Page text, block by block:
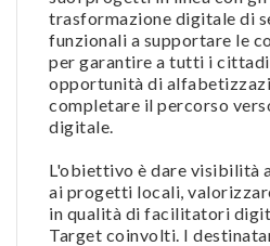
trasformazione digitale di
funzionali a supportare le
per garantire a tutti i
opportunità di
completare il percorso
digitale.
L'obiettivo è dare visibilità
ai progetti locali,
in qualità di facilitatori
Target coinvolti. I